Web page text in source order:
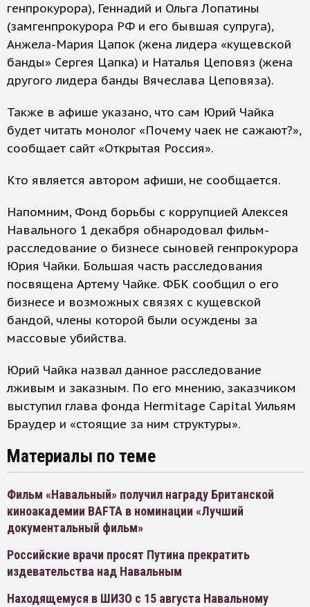
генпрокурора), Геннадий и Ольга Лопатины
(замгенпрокурора РФ и его бывшая супруга),
Анжела-Мария Цапок (жена лидера «кущевской
банды» Сергея Цапка) и Наталья Цеповяз (жена
другого лидера банды Вячеслава Цеповяза).
Также в афише указано, что сам Юрий Чайка
будет читать монолог «Почему чаек не сажают?»,
сообщает сайт «Открытая Россия».
Кто является автором афиши, не сообщается.
Напомним, Фонд борьбы с коррупцией Алексея
Навального 1 декабря обнародовал фильм-
расследование о бизнесе сыновей генпрокурора
Юрия Чайки. Большая часть расследования
посвящена Артему Чайке. ФБК сообщил о его
бизнесе и возможных связях с кущевской
бандой, члены которой были осуждены за
массовые убийства.
Юрий Чайка назвал данное расследование
лживым и заказным. По его мнению, заказчиком
выступил глава фонда Hermitage Capital Уильям
Браудер и «стоящие за ним структуры».
Материалы по теме
Фильм «Навальный» получил награду Британской
киноакадемии BAFTA в номинации «Лучший
документальный фильм»
Российские врачи просят Путина прекратить
издевательства над Навальным
Находящемуся в ШИЗО с 15 августа Навальному